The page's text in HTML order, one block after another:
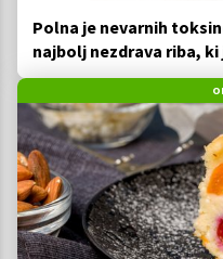
Polna je nevarnih
najbolj nezdrava riba,